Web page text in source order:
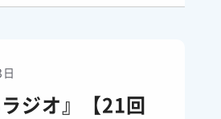
ラジオ』【21回